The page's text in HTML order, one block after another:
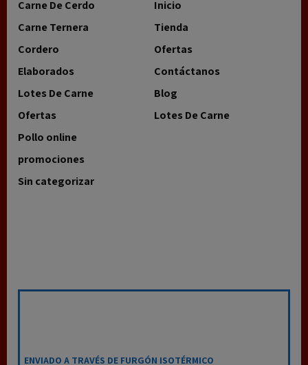
Carne De Cerdo
Carne Ternera
Cordero
Elaborados
Lotes De Carne
Ofertas
Pollo online
promociones
Sin categorizar
Inicio
Tienda
Ofertas
Contáctanos
Blog
Lotes De Carne
ENVIADO A TRAVÉS DE FURGÓN ISOTÉRMICO